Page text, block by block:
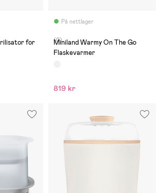
for
På nettlager
(0)
Miniland Warmy On The Go
Flaskevarmer
819 kr